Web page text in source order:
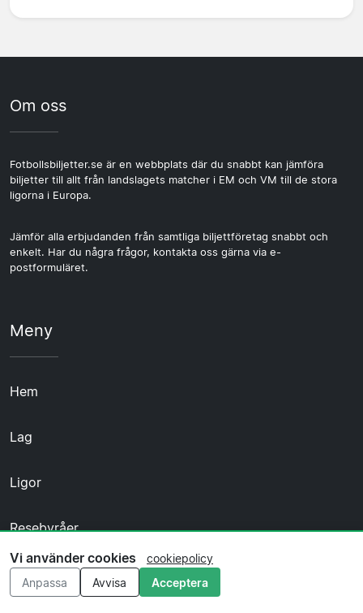
Om oss
Fotbollsbiljetter.se är en webbplats där du snabbt kan jämföra
biljetter till allt från landslagets matcher i EM och VM till de stora
ligorna i Europa.
Jämför alla erbjudanden från samtliga biljettföretag snabbt och
enkelt. Har du några frågor, kontakta oss gärna via e-
postformuläret.
Meny
Hem
Lag
Ligor
Resebyråer
Kontakta oss
Vi använder cookies
cookiepolicy
Anpassa
Avvisa Acceptera